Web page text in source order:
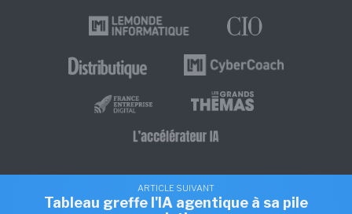
ARTICLE SUIVANT
Tableau greffe l'IA agentique à sa pile